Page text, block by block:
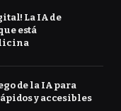
La IA de
está
de la IA para
y accesibles